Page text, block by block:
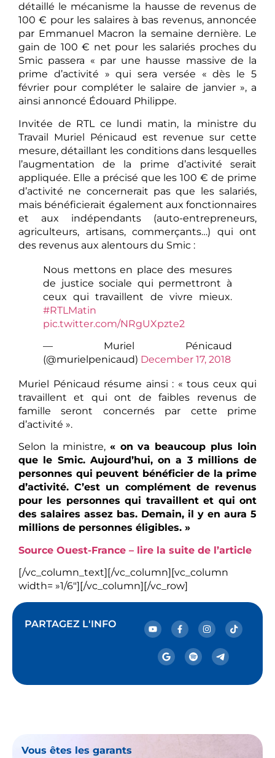
détaillé le mécanisme la hausse de revenus de
100 € pour les salaires à bas revenus, annoncée
par Emmanuel Macron la semaine dernière. Le
gain de 100 € net pour les salariés proches du
Smic passera « par une hausse massive de la
prime d’activité » qui sera versée « dès le 5
février pour compléter le salaire de janvier », a
ainsi annoncé Édouard Philippe.
Invitée de RTL ce lundi matin, la ministre du
Travail Muriel Pénicaud est revenue sur cette
mesure, détaillant les conditions dans lesquelles
l’augmentation de la prime d’activité serait
appliquée. Elle a précisé que les 100 € de prime
d’activité ne concernerait pas que les salariés,
mais bénéficierait également aux fonctionnaires
et aux indépendants (auto-entrepreneurs,
agriculteurs, artisans, commerçants…) qui ont
des revenus aux alentours du Smic :
Nous mettons en place des mesures
de justice sociale qui permettront à
ceux qui travaillent de vivre mieux.
#RTLMatin
pic.twitter.com/NRgUXpzte2
— Muriel Pénicaud
(@murielpenicaud) December 17, 2018
Muriel Pénicaud résume ainsi : « tous ceux qui
travaillent et qui ont de faibles revenus de
famille seront concernés par cette prime
d’activité ».
Selon la ministre, « on va beaucoup plus loin
que le Smic. Aujourd’hui, on a 3 millions de
personnes qui peuvent bénéficier de la prime
d’activité. C’est un complément de revenus
pour les personnes qui travaillent et qui ont
des salaires assez bas. Demain, il y en aura 5
millions de personnes éligibles. »
Source Ouest-France – lire la suite de l’article
[/vc_column_text][/vc_column][vc_column
width= »1/6″][/vc_column][/vc_row]
PARTAGEZ L'INFO
Vous êtes les garants